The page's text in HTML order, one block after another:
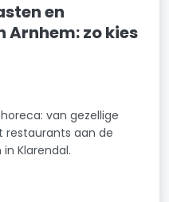
en
Arnhem: zo kies
van gezellige
restaurants aan de
Klarendal.